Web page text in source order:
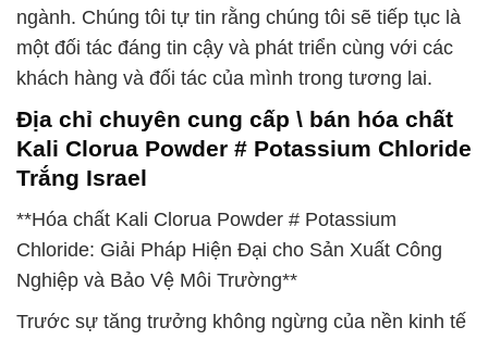
ngành. Chúng tôi tự tin rằng chúng tôi sẽ tiếp tục là
một đối tác đáng tin cậy và phát triển cùng với các
khách hàng và đối tác của mình trong tương lai.
Địa chỉ chuyên cung cấp \ bán hóa chất
Kali Clorua Powder # Potassium Chloride
Trắng Israel
**Hóa chất Kali Clorua Powder # Potassium
Chloride: Giải Pháp Hiện Đại cho Sản Xuất Công
Nghiệp và Bảo Vệ Môi Trường**
Trước sự tăng trưởng không ngừng của nền kinh tế